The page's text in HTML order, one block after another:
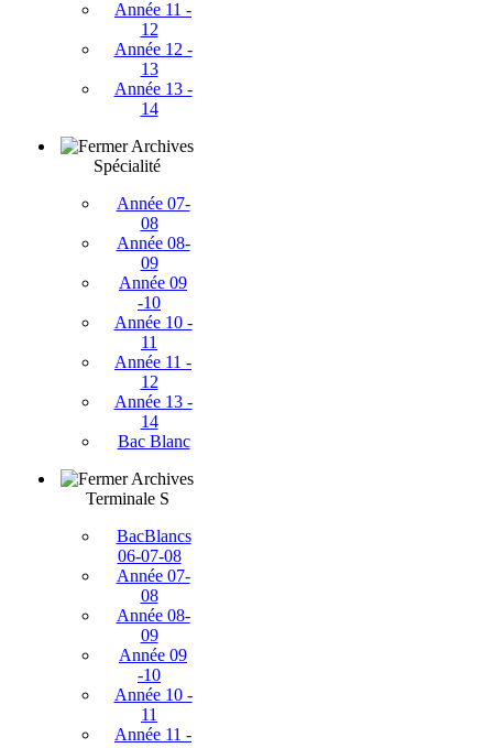
Année 11 -
12
Année 12 -
13
Année 13 -
14
Archives
Spécialité
Année 07-
08
Année 08-
09
Année 09
-10
Année 10 -
11
Année 11 -
12
Année 13 -
14
Bac Blanc
Archives
Terminale S
BacBlancs
06-07-08
Année 07-
08
Année 08-
09
Année 09
-10
Année 10 -
11
Année 11 -